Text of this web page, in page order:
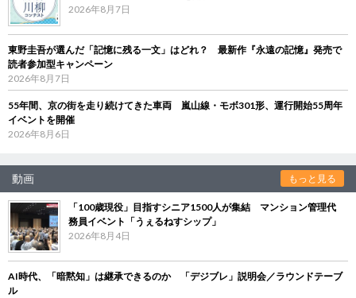
2026年8月7日
東野圭吾が選んだ「記憶に残る一文」はどれ？ 最新作『永遠の記憶』発売で
読者参加型キャンペーン
2026年8月7日
55年間、京の街を走り続けてきた車両 嵐山線・モボ301形、運行開始55周年
イベントを開催
2026年8月6日
動画 もっと見る
「100歳現役」目指すシニア1500人が集結 マンション管理代
務員イベント「うぇるねすシップ」
2026年8月4日
AI時代、「暗黙知」は継承できるのか 「デジブレ」説明会／ラウンドテーブ
ル